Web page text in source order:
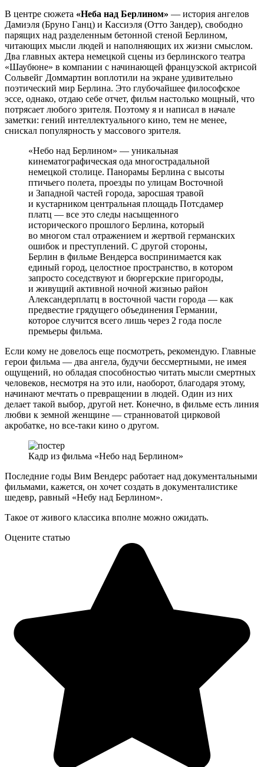
В центре сюжета «Неба над Берлином» — история ангелов
Дамиэля (Бруно Ганц) и Кассиэля (Отто Зандер), свободно
парящих над разделенным бетонной стеной Берлином,
читающих мысли людей и наполняющих их жизни смыслом.
Два главных актера немецкой сцены из берлинского театра
«Шаубюне» в компании с начинающей французской актрисой
Сольвейг Доммартин воплотили на экране удивительно
поэтический мир Берлина. Это глубочайшее философское
эссе, однако, отдаю себе отчет, фильм настолько мощный, что
потрясает любого зрителя. Поэтому я и написал в начале
заметки: гений интеллектуального кино, тем не менее,
снискал популярность у массового зрителя.
«Небо над Берлином» — уникальная
кинематографическая ода многострадальной
немецкой столице. Панорамы Берлина с высоты
птичьего полета, проезды по улицам Восточной
и Западной частей города, заросшая травой
и кустарником центральная площадь Потсдамер
платц — все это следы насыщенного
исторического прошлого Берлина, который
во многом стал отражением и жертвой германских
ошибок и преступлений. С другой стороны,
Берлин в фильме Вендерса воспринимается как
единый город, целостное пространство, в котором
запросто соседствуют и бюргерские пригороды,
и живущий активной ночной жизнью район
Александерплатц в восточной части города — как
предвестие грядущего объединения Германии,
которое случится всего лишь через 2 года после
премьеры фильма.
Если кому не довелось еще посмотреть, рекомендую. Главные
герои фильма — два ангела, будучи бессмертными, не имея
ощущений, но обладая способностью читать мысли смертных
человеков, несмотря на это или, наоборот, благодаря этому,
начинают мечтать о превращении в людей. Один из них
делает такой выбор, другой нет. Конечно, в фильме есть линия
любви к земной женщине — странноватой цирковой
акробатке, но все-таки кино о другом.
Кадр из фильма «Небо над Берлином»
Последние годы Вим Вендерс работает над документальными
фильмами, кажется, он хочет создать в документалистике
шедевр, равный «Небу над Берлином».
Такое от живого классика вполне можно ожидать.
Оцените статью